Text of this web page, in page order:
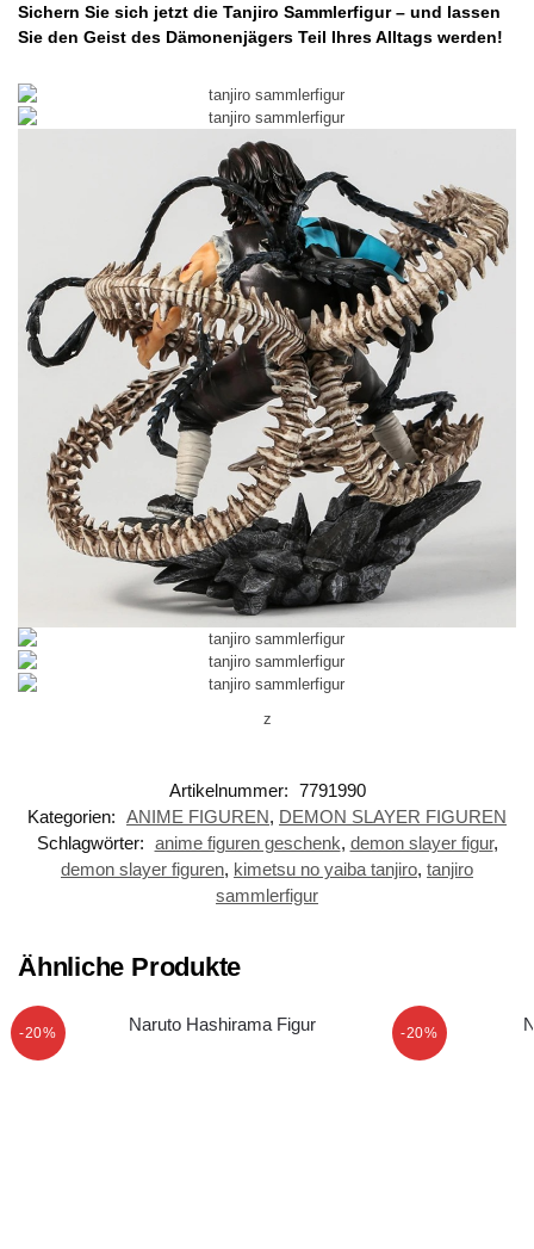
Sichern Sie sich jetzt die Tanjiro Sammlerfigur – und lassen
Sie den Geist des Dämonenjägers Teil Ihres Alltags werden!
z
Artikelnummer: 7791990
Kategorien: ANIME FIGUREN, DEMON SLAYER FIGUREN
Schlagwörter: anime figuren geschenk, demon slayer figur,
demon slayer figuren, kimetsu no yaiba tanjiro, tanjiro
sammlerfigur
Ähnliche Produkte
-20% -20%